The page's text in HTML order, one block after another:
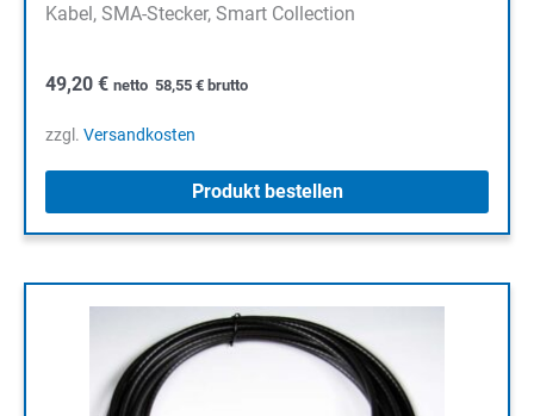
Kabel, SMA-Stecker, Smart Collection
49,20 € netto 58,55 € brutto
zzgl. Versandkosten
Produkt bestellen